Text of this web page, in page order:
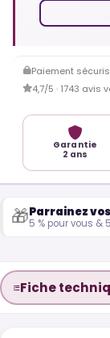
Paiement
4,7/5 · 1743 avis
Garantie
2 ans
🎁Parrainez
5 % pour vous &
Fiche